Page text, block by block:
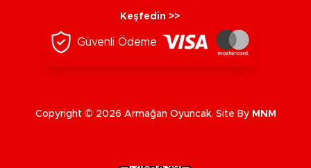
Keşfedin >>
Güvenli Ödeme
Copyright © 2026 Armağan Oyuncak. Site By MNM